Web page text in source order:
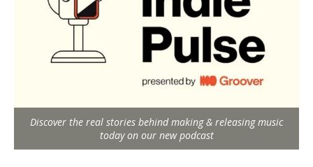
Discover the real stories behind making & releasing music
today on our new podcast